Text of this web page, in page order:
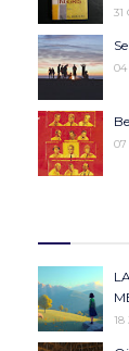
19
19
13
31
04
18